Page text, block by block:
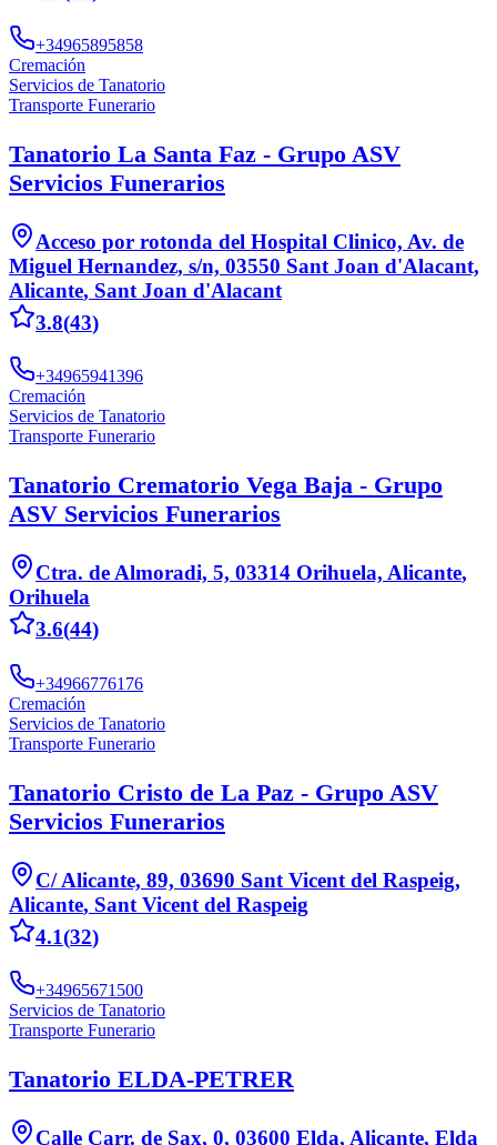
+34965895858
Cremación
Servicios de Tanatorio
Transporte Funerario
Tanatorio La Santa Faz - Grupo ASV
Servicios Funerarios
Acceso por rotonda del Hospital Clinico, Av. de
Miguel Hernandez, s/n, 03550 Sant Joan d'Alacant,
Alicante, Sant Joan d'Alacant
3.8(43)
+34965941396
Cremación
Servicios de Tanatorio
Transporte Funerario
Tanatorio Crematorio Vega Baja - Grupo
ASV Servicios Funerarios
Ctra. de Almoradi, 5, 03314 Orihuela, Alicante,
Orihuela
3.6(44)
+34966776176
Cremación
Servicios de Tanatorio
Transporte Funerario
Tanatorio Cristo de La Paz - Grupo ASV
Servicios Funerarios
C/ Alicante, 89, 03690 Sant Vicent del Raspeig,
Alicante, Sant Vicent del Raspeig
4.1(32)
+34965671500
Servicios de Tanatorio
Transporte Funerario
Tanatorio ELDA-PETRER
Calle Carr. de Sax, 0, 03600 Elda, Alicante, Elda